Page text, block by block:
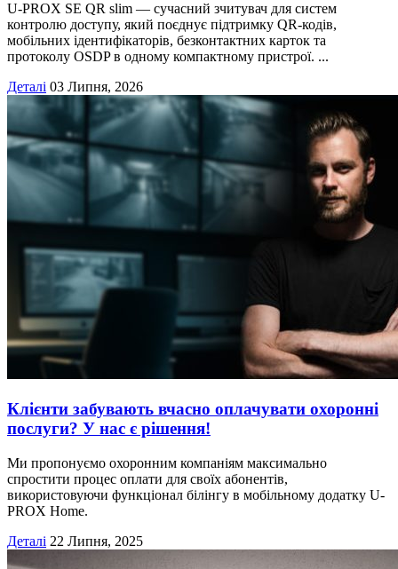
U-PROX SE QR slim — сучасний зчитувач для систем
контролю доступу, який поєднує підтримку QR-кодів,
мобільних ідентифікаторів, безконтактних карток та
протоколу OSDP в одному компактному пристрої. ...
Деталі 03 Липня, 2026
Клієнти забувають вчасно оплачувати охоронні
послуги? У нас є рішення!
Ми пропонуємо охоронним компаніям максимально
спростити процес оплати для своїх абонентів,
використовуючи функціонал білінгу в мобільному додатку U-
PROX Home.
Деталі 22 Липня, 2025